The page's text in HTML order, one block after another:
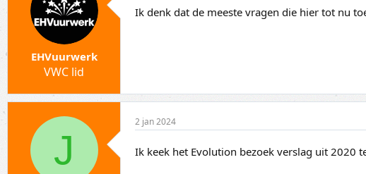
i
EHVuurwerk
VWC lid
Ik denk dat de meeste vragen die hier tot nu
J
2 jan 2024
Ik keek het Evolution bezoek verslag uit 2020